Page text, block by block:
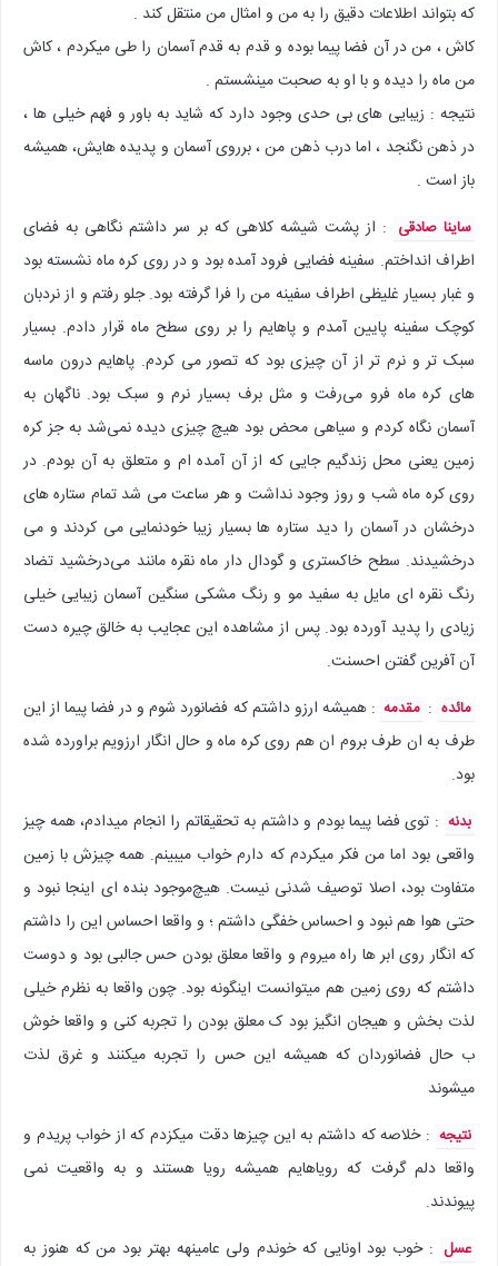
که بتواند اطلاعات دقیق را به من و امثال من منتقل کند .
کاش ، من در آن فضا پیما بوده و قدم به قدم آسمان را طی میکردم ، کاش
من ماه را دیده و با او به صحبت مینشستم .
نتیجه : زیبایی های بی حدی وجود دارد که شاید به باور و فهم خیلی ها ،
در ذهن نگنجد ، اما درب ذهن من ، برروی آسمان و پدیده هایش،‌ همیشه
باز است .
ساینا صادقی : از پشت شیشه کلاهی که بر سر داشتم نگاهی به فضای
اطراف انداختم. سفینه فضایی فرود آمده بود و در روی کره ماه نشسته بود
و غبار بسیار غلیظی اطراف سفینه من را فرا گرفته بود. جلو رفتم و از نردبان
کوچک سفینه پایین آمدم و پاهایم را بر روی سطح ماه قرار دادم. بسیار
سبک تر و نرم تر از آن چیزی بود که تصور می کردم. پاهایم درون ماسه
های کره ماه فرو می‌رفت و مثل برف بسیار نرم و سبک بود. ناگهان به
آسمان نگاه کردم و سیاهی محض بود هیچ چیزی دیده نمی‌شد به جز کره
زمین یعنی محل زندگیم جایی که از آن آمده ام و متعلق به آن بودم. در
روی کره ماه شب و روز وجود نداشت و هر ساعت می شد تمام ستاره های
درخشان در آسمان را دید ستاره ها بسیار زیبا خودنمایی می کردند و می
درخشیدند. سطح خاکستری و گودال دار ماه نقره مانند می‌درخشید تضاد
رنگ نقره ای مایل به سفید مو و رنگ مشکی سنگین آسمان زیبایی خیلی
زیادی را پدید آورده بود. پس از مشاهده این عجایب به خالق چیره دست
آن آفرین گفتن احسنت.
مائده : مقدمه : همیشه ارزو داشتم که فضانورد شوم و در فضا پیما از این
طرف به ان طرف بروم ان هم روی کره ماه و حال انگار ارزویم براورده شده
بود.
بدنه : توی فضا پیما بودم و داشتم به تحقیقاتم را انجام میدادم، همه چیز
واقعی بود اما من فکر میکردم که دارم خواب میبینم. همه چیزش با زمین
متفاوت بود، اصلا توصیف شدنی نیست. هیچ‌موجود بنده ای اینجا نبود و
حتی هوا هم نبود و احساس خفگی داشتم ؛ و واقعا احساس این را داشتم
که انگار روی ابر ها راه میروم و واقعا معلق بودن حس جالبی بود و دوست
داشتم که روی زمین هم میتوانست اینگونه بود. چون واقعا به نظرم خیلی
لذت بخش و هیجان انگیز بود ک معلق بودن را تجربه کنی و واقعا خوش
ب حال فضانوردان که همیشه این حس را تجربه میکنند و غرق لذت
میشوند
نتیجه : خلاصه که داشتم به این چیزها دقت میکزدم که از خواب پریدم و
واقعا دلم گرفت که رویاهایم همیشه رویا هستند و به واقعیت نمی
پیوندند.
عسل : خوب بود اونایی که خوندم ولی عامینهه بهتر بود من که هنوز به